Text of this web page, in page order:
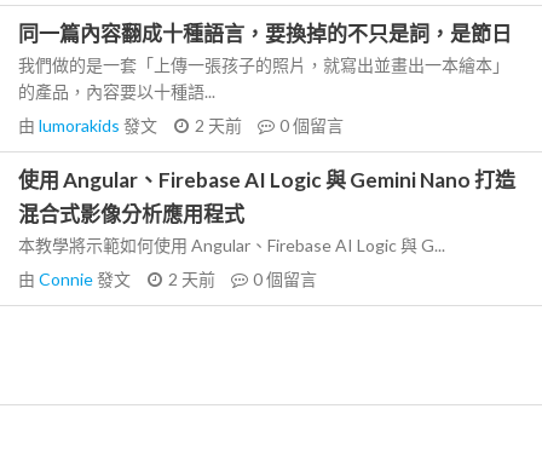
同一篇內容翻成十種語言，要換掉的不只是詞，是節日
我們做的是一套「上傳一張孩子的照片，就寫出並畫出一本繪本」
的產品，內容要以十種語...
由 lumorakids 發文 2 天前 0個留言
使用 Angular、Firebase AI Logic 與 Gemini Nano 打造
混合式影像分析應用程式
本教學將示範如何使用 Angular、Firebase AI Logic 與 G...
由 Connie發文 2 天前 0個留言